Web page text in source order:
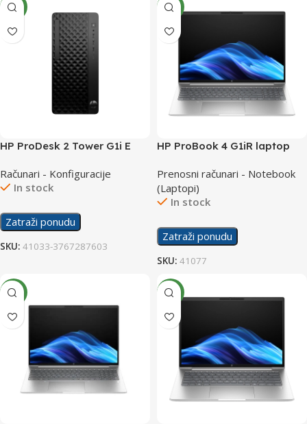
NEW
HP ProDesk 2 Tower G1i E
Računari - Konfiguracije
In stock
Zatraži ponudu
SKU: 41033-3767287603
NEW
HP ProBook 4 G1iR laptop
Prenosni računari - Notebook
(Laptopi)
In stock
Zatraži ponudu
SKU: 41077
NEW NEW